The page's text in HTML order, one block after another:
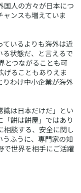
国人の方々が日本につ
ンスも増えていま
ているよりも海外は近
る状態だ、と言えるで
とつながることも可
げることもありえま
りわけ中小企業が海外
識は日本だけだ」とい
餅は餅屋」ではあり
相談する、安全に関し
ふうに、専門家の知
で世界を相手にご活躍